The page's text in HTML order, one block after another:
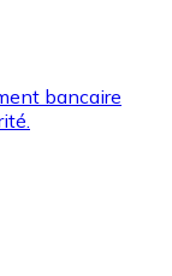
pour acheter
bancaire